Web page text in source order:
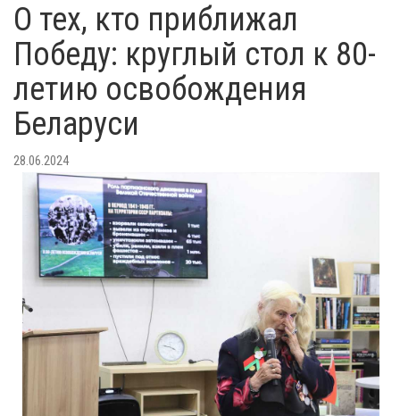
О тех, кто приближал
Победу: круглый стол к 80-
летию освобождения
Беларуси
28.06.2024